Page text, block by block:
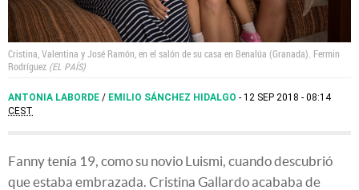
Cristina, Valentina y José Ramón, en el salón de su casa en Benalúa (Granada). Fermin
Rodríguez EL PAÍS
ANTONIA LABORDE / EMILIO SÁNCHEZ HIDALGO
12 SEP 2018 - 08:14
CEST
Fanny tenía 19, como su novio Luismi, cuando descubrió
que estaba embrazada. Cristina Gallardo acababa de